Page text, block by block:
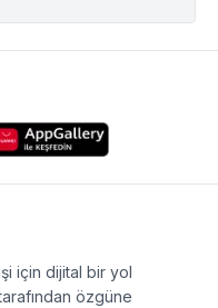
için dijital bir yol
özgüne